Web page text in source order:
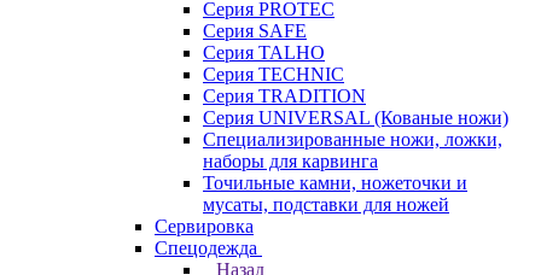
Серия PROTEC
Серия SAFE
Серия TALHO
Серия TECHNIC
Серия TRADITION
Серия UNIVERSAL (Кованые ножи)
Специализированные ножи, ложки,
наборы для карвинга
Точильные камни, ножеточки и
мусаты, подставки для ножей
Сервировка
Спецодежда
Назад